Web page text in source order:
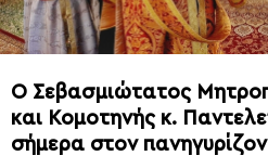
Ο Σεβασμιώτατος
και Κομοτηνής κ.
σήμερα στον